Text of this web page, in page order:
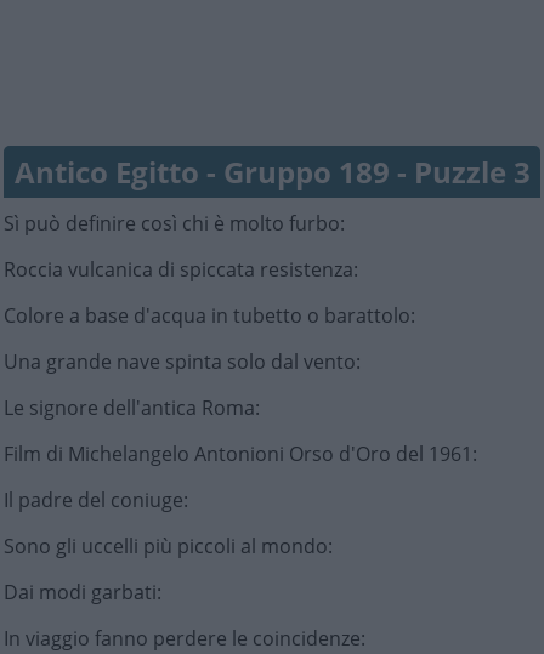
Antico Egitto - Gruppo 189 - Puzzle 3
Sì può definire così chi è molto furbo:
Roccia vulcanica di spiccata resistenza:
Colore a base d'acqua in tubetto o barattolo:
Una grande nave spinta solo dal vento:
Le signore dell'antica Roma:
Film di Michelangelo Antonioni Orso d'Oro del 1961:
Il padre del coniuge:
Sono gli uccelli più piccoli al mondo:
Dai modi garbati:
In viaggio fanno perdere le coincidenze: